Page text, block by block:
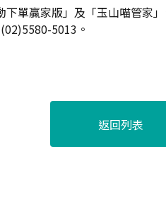
單贏家版」及「玉山喵管家
5013。
返回列表